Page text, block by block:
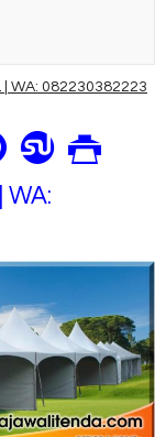
| WA: 082230382223
WA: